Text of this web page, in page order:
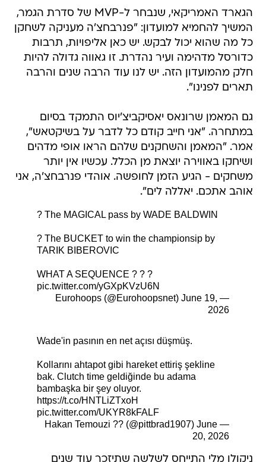
הגארד האמריקאי, שנבחר ל-MVP של סדרת הגמר,
המשיך להחמיא למועדון: "פנרבחצ'ה מעניקה לשחקן
כל מה שהוא יכול לבקש. יש כאן אליפויות, תרבות
כדורסל מדהימה ועיר נהדרת. זו גאווה גדולה להיות
חלק מהמועדון הזה. יש לנו עוד הרבה שנים והרבה
תארים לפנינו".
גם המאמן שרונאס יאסיקביצ'יוס התמקד בסיום
במתחרה. "אני חייב קודם כל לדבר על בשיקטאש",
אמר. "המאמן והשחקנים שלהם הראו אופי מדהים
ושיחקו באווירה יוצאת מן הכלל. עכשיו אין יותר
משחקים - הגיע הזמן לחופשה. אוהדי פנרבחצ'ה, אני
אוהב אתכם. יאללה לים".
? The MAGICAL pass by WADE BALDWIN
? The BUCKET to win the championsip by
TARIK BIBEROVIC
WHAT A SEQUENCE ? ? ?
pic.twitter.com/yGXpKVzU6N
— Eurohoops (@Eurohoopsnet)
June 19,
2026
Wade'in pasının en net açısı düşmüş.
Kollarını ahtapot gibi hareket ettiriş şekline
bak. Clutch time geldiğinde bu adama
bambaşka bir şey oluyor.
https://t.co/HNTLiZTxoH
pic.twitter.com/UKYR8kFALF
— Hakan Temouzi ?? (@pittbrad1907)
June
20, 2026
ניקולו מלי התייחס לשלשה שתיזכר עוד שנים